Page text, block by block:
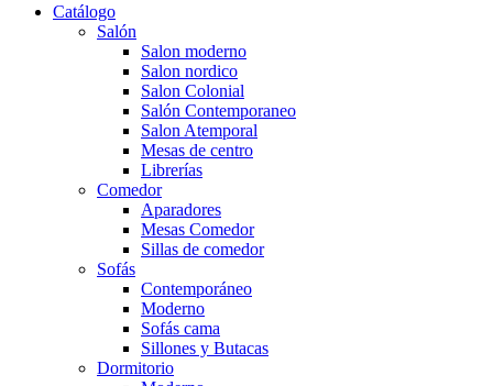
Catálogo
Salón
Salon moderno
Salon nordico
Salon Colonial
Salón Contemporaneo
Salon Atemporal
Mesas de centro
Librerías
Comedor
Aparadores
Mesas Comedor
Sillas de comedor
Sofás
Contemporáneo
Moderno
Sofás cama
Sillones y Butacas
Dormitorio